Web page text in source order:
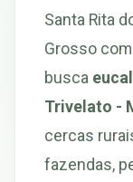
Santa Rita
Grosso
busca
Trivelato -
cercas
fazendas,